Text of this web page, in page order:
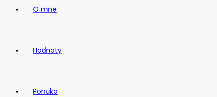
O mne
Hodnoty
Ponuka